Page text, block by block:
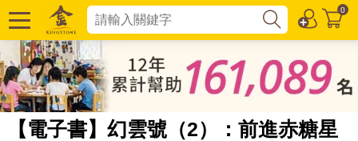
0
【電子書】幻雲號（2）：前進赤糖星